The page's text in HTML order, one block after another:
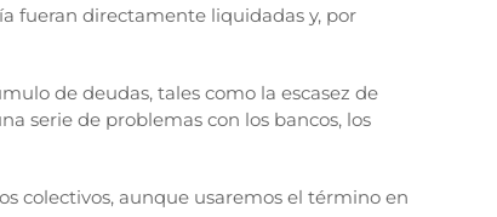
fueran directamente liquidadas y, por
de deudas, tales como la escasez de
serie de problemas con los bancos, los
colectivos, aunque usaremos el término en